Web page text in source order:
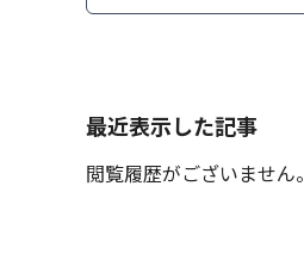
最近表示した記事
閲覧履歴がございません。